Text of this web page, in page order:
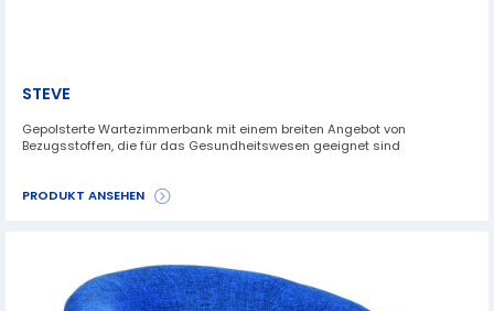
STEVE
Gepolsterte Wartezimmerbank mit einem breiten Angebot von
Bezugsstoffen, die für das Gesundheitswesen geeignet sind
PRODUKT ANSEHEN